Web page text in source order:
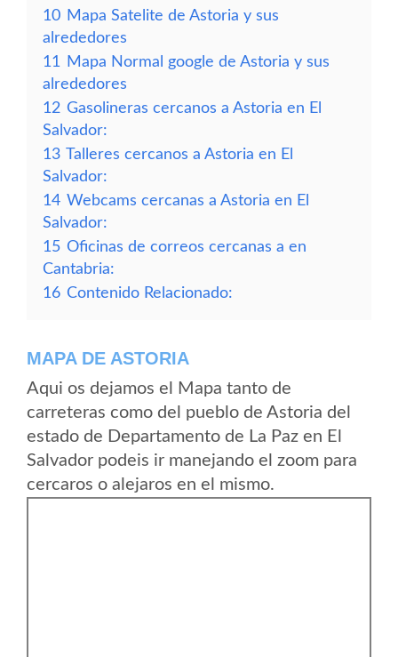
10 Mapa Satelite de Astoria y sus
alrededores
11
Mapa Normal google de Astoria y sus
alrededores
12 Gasolineras cercanos a Astoria en El
Salvador:
13 Talleres cercanos a Astoria en El
Salvador:
14 Webcams cercanas a Astoria en El
Salvador:
15 Oficinas de correos cercanas a en
Cantabria:
16 Contenido Relacionado:
MAPA DE ASTORIA
Aqui os dejamos el Mapa tanto de
carreteras como del pueblo de Astoria del
estado de Departamento de La Paz en El
Salvador podeis ir manejando el zoom para
cercaros o alejaros en el mismo.